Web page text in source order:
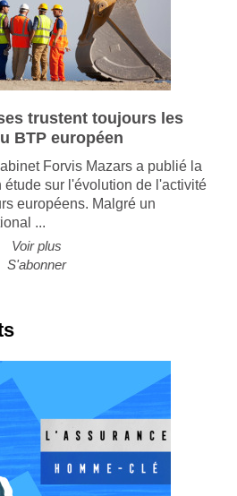
trustent toujours les
BTP européen
Forvis Mazars a publié la
sur l'évolution de l'activité
européens. Malgré un
Voir plus